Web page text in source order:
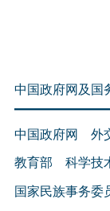
中国政府网及国
中国政府网 外
教育部 科学技
国家民族事务委